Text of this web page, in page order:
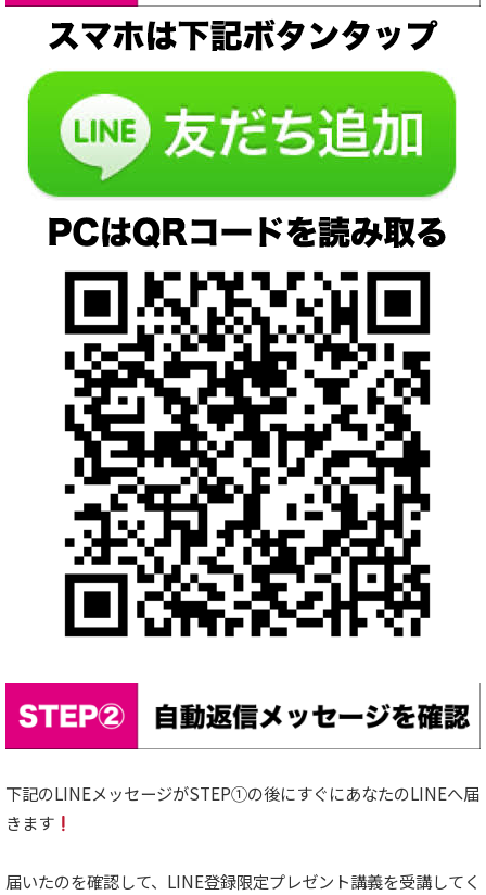
下記のLINEメッセージがSTEP①の後にすぐにあなたのLINEへ届
きます
届いたのを確認して、LINE登録限定プレゼント講義を受講してく